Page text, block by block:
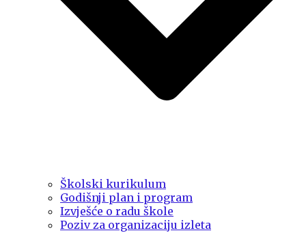
Školski kurikulum
Godišnji plan i program
Izvješće o radu škole
Poziv za organizaciju izleta